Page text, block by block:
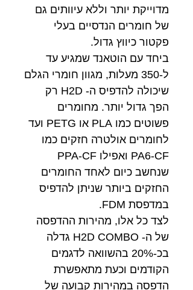
מדוייקת יותר וללא עיוותים גם
של חומרים הנדסיים בעלי
פקטור כיווץ גדול.
ביחד עם הוטאנד שמגיע עד
ל-350 מעלות, מגוון חומרי הגלם
שיכולה להדפיס ה- H2D רק
הפך גדול יותר. מחומרים
פשוטים כמו PLA או PETG ועד
לחומרים אולטרה חזקים כמו
PA6-CF ואפילו PPA-CF
שנחשב כיום לאחד החומרים
החזקים ביותר שניתן להדפיס
במדפסת FDM.
לצד כל אלו, מהירות ההדפסה
של ה- H2D COMBO גדלה
בכ-20% בהשוואה לדגמים
הקודמים וכעת מתאפשרת
הדפסה במהירות קבועה של